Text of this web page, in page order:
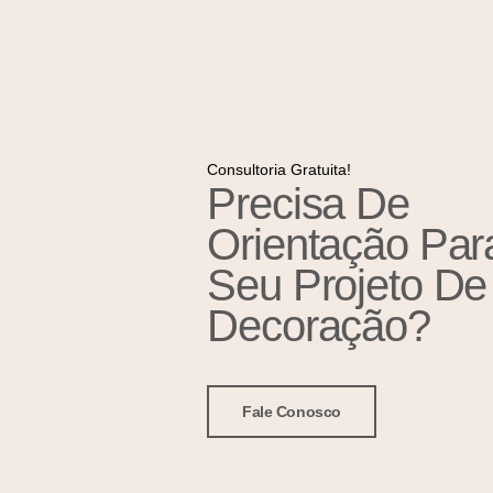
Consultoria Gratuita!
Precisa De
Orientação
Seu Projeto De
Decoração?
Fale Conosco